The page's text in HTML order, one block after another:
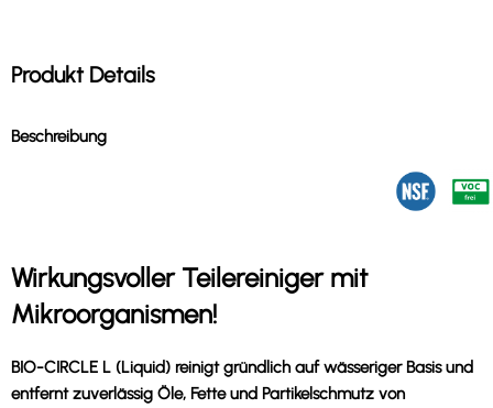
Produkt Details
Beschreibung
Wirkungsvoller Teilereiniger mit
Mikroorganismen!
BIO-CIRCLE L (Liquid) reinigt gründlich auf wässeriger Basis und
entfernt zuverlässig Öle, Fette und Partikelschmutz von